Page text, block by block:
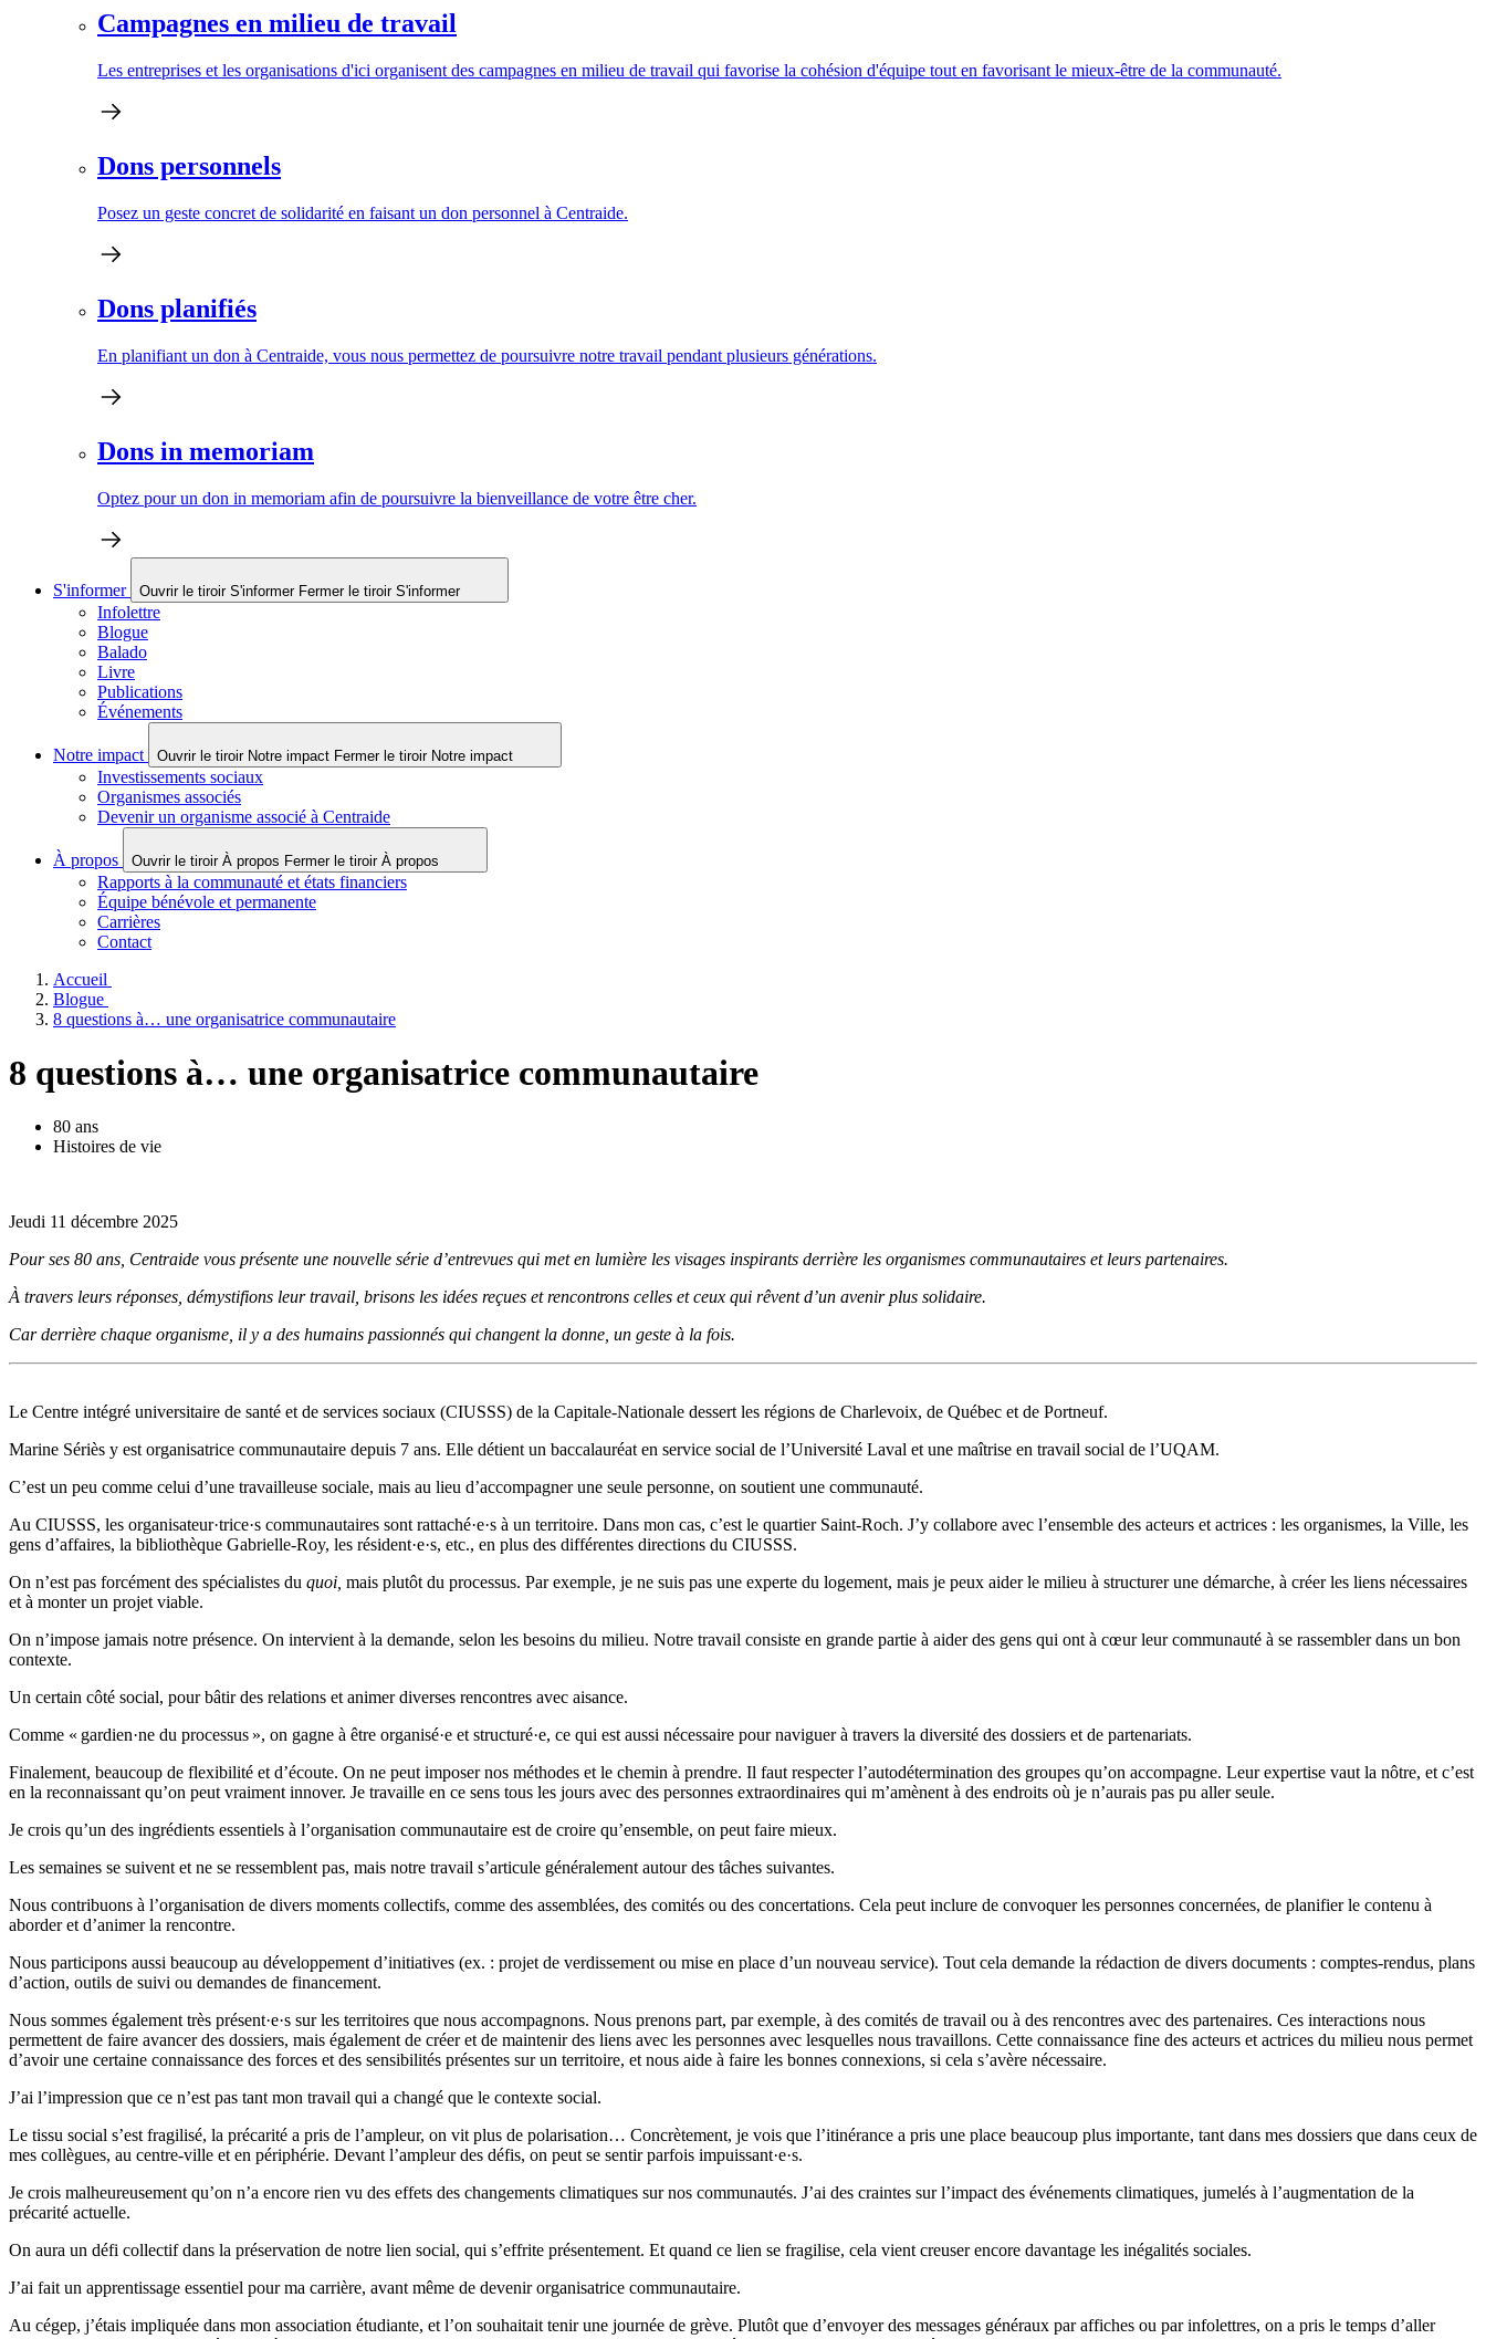
Campagnes en milieu de travail
Les entreprises et les organisations d'ici organisent des campagnes en milieu de travail qui favorise la cohésion d'équipe tout en favorisant le mieux-être de la communauté.
Dons personnels
Posez un geste concret de solidarité en faisant un don personnel à Centraide.
Dons planifiés
En planifiant un don à Centraide, vous nous permettez de poursuivre notre travail pendant plusieurs générations.
Dons in memoriam
Optez pour un don in memoriam afin de poursuivre la bienveillance de votre être cher.
S'informer Ouvrir le tiroir S'informer Fermer le tiroir S'informer
Infolettre
Blogue
Balado
Livre
Publications
Événements
Notre impact Ouvrir le tiroir Notre impact Fermer le tiroir Notre impact
Investissements sociaux
Organismes associés
Devenir un organisme associé à Centraide
À propos Ouvrir le tiroir À propos Fermer le tiroir À propos
Rapports à la communauté et états financiers
Équipe bénévole et permanente
Carrières
Contact
Accueil
Blogue
8 questions à… une organisatrice communautaire
8 questions à… une organisatrice communautaire
80 ans
Histoires de vie
Jeudi 11 décembre 2025
Pour ses 80 ans, Centraide vous présente une nouvelle série d’entrevues qui met en lumière les visages inspirants derrière les organismes communautaires et leurs partenaires.
À travers leurs réponses, démystifions leur travail, brisons les idées reçues et rencontrons celles et ceux qui rêvent d’un avenir plus solidaire.
Car derrière chaque organisme, il y a des humains passionnés qui changent la donne, un geste à la fois.
Le Centre intégré universitaire de santé et de services sociaux (CIUSSS) de la Capitale-Nationale dessert les régions de Charlevoix, de Québec et de Portneuf.
Marine Sériès y est organisatrice communautaire depuis 7 ans. Elle détient un baccalauréat en service social de l’Université Laval et une maîtrise en travail social de l’UQAM.
C’est un peu comme celui d’une travailleuse sociale, mais au lieu d’accompagner une seule personne, on soutient une communauté.
Au CIUSSS, les organisateur·trice·s communautaires sont rattaché·e·s à un territoire. Dans mon cas, c’est le quartier Saint-Roch. J’y collabore avec l’ensemble des acteurs et actrices : les organismes, la Ville, les
gens d’affaires, la bibliothèque Gabrielle-Roy, les résident·e·s, etc., en plus des différentes directions du CIUSSS.
On n’est pas forcément des spécialistes du quoi, mais plutôt du processus. Par exemple, je ne suis pas une experte du logement, mais je peux aider le milieu à structurer une démarche, à créer les liens nécessaires
et à monter un projet viable.
On n’impose jamais notre présence. On intervient à la demande, selon les besoins du milieu. Notre travail consiste en grande partie à aider des gens qui ont à cœur leur communauté à se rassembler dans un bon
contexte.
Un certain côté social, pour bâtir des relations et animer diverses rencontres avec aisance.
Comme « gardien·ne du processus », on gagne à être organisé·e et structuré·e, ce qui est aussi nécessaire pour naviguer à travers la diversité des dossiers et de partenariats.
Finalement, beaucoup de flexibilité et d’écoute. On ne peut imposer nos méthodes et le chemin à prendre. Il faut respecter l’autodétermination des groupes qu’on accompagne. Leur expertise vaut la nôtre, et c’est
en la reconnaissant qu’on peut vraiment innover. Je travaille en ce sens tous les jours avec des personnes extraordinaires qui m’amènent à des endroits où je n’aurais pas pu aller seule.
Je crois qu’un des ingrédients essentiels à l’organisation communautaire est de croire qu’ensemble, on peut faire mieux.
Les semaines se suivent et ne se ressemblent pas, mais notre travail s’articule généralement autour des tâches suivantes.
Nous contribuons à l’organisation de divers moments collectifs, comme des assemblées, des comités ou des concertations. Cela peut inclure de convoquer les personnes concernées, de planifier le contenu à
aborder et d’animer la rencontre.
Nous participons aussi beaucoup au développement d’initiatives (ex. : projet de verdissement ou mise en place d’un nouveau service). Tout cela demande la rédaction de divers documents : comptes-rendus, plans
d’action, outils de suivi ou demandes de financement.
Nous sommes également très présent·e·s sur les territoires que nous accompagnons. Nous prenons part, par exemple, à des comités de travail ou à des rencontres avec des partenaires. Ces interactions nous
permettent de faire avancer des dossiers, mais également de créer et de maintenir des liens avec les personnes avec lesquelles nous travaillons. Cette connaissance fine des acteurs et actrices du milieu nous permet
d’avoir une certaine connaissance des forces et des sensibilités présentes sur un territoire, et nous aide à faire les bonnes connexions, si cela s’avère nécessaire.
J’ai l’impression que ce n’est pas tant mon travail qui a changé que le contexte social.
Le tissu social s’est fragilisé, la précarité a pris de l’ampleur, on vit plus de polarisation… Concrètement, je vois que l’itinérance a pris une place beaucoup plus importante, tant dans mes dossiers que dans ceux de
mes collègues, au centre-ville et en périphérie. Devant l’ampleur des défis, on peut se sentir parfois impuissant·e·s.
Je crois malheureusement qu’on n’a encore rien vu des effets des changements climatiques sur nos communautés. J’ai des craintes sur l’impact des événements climatiques, jumelés à l’augmentation de la
précarité actuelle.
On aura un défi collectif dans la préservation de notre lien social, qui s’effrite présentement. Et quand ce lien se fragilise, cela vient creuser encore davantage les inégalités sociales.
J’ai fait un apprentissage essentiel pour ma carrière, avant même de devenir organisatrice communautaire.
Au cégep, j’étais impliquée dans mon association étudiante, et l’on souhaitait tenir une journée de grève. Plutôt que d’envoyer des messages généraux par affiches ou par infolettres, on a pris le temps d’aller